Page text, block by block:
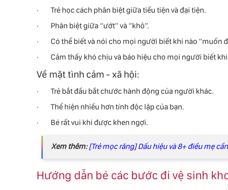
· Trẻ học cách phân biệt giữa tiểu tiện và đại tiện.
· Phân biệt giữa “ướt” và “khô”.
· Có thể biết và nói cho mọi người biết khi nào “muốn
· Cảm thấy khó chịu và báo hiệu cho mọi người biết khi
Về mặt tình cảm - xã hội:
· Trẻ bắt đầu bắt chước hành động của người khác.
· Thể hiện nhiều hơn tính độc lập của bạn.
· Bé rất vui khi được khen ngợi.
Xem thêm:[Trẻ mọc răng] Dấu hiệu và 8+ điều mẹ
Hướng dẫn bé các bước đi vệ sinh